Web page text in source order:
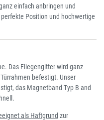
einfach anbringen und
Position und hochwertige
Das Fliegengitter wird ganz
befestigt. Unser
das Magnetband Typ B and
als Haftgrund zur